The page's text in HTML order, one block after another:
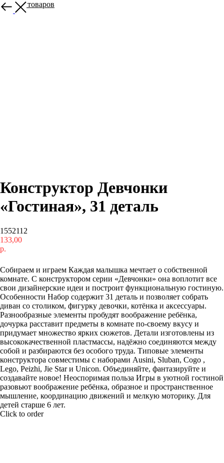
Больше товаров
Конструктор Девчонки
«Гостиная», 31 деталь
1552112
133,00
р.
Собираем и играем Каждая малышка мечтает о собственной
комнате. С конструктором серии «Девчонки» она воплотит все
свои дизайнерские идеи и построит функциональную гостиную.
Особенности Набор содержит 31 деталь и позволяет собрать
диван со столиком, фигурку девочки, котёнка и аксессуары.
Разнообразные элементы пробудят воображение ребёнка,
дочурка расставит предметы в комнате по-своему вкусу и
придумает множество ярких сюжетов. Детали изготовлены из
высококачественной пластмассы, надёжно соединяются между
собой и разбираются без особого труда. Типовые элементы
конструктора совместимы с наборами Ausini, Sluban, Cogo ,
Lego, Peizhi, Jie Star и Unicon. Объединяйте, фантазируйте и
создавайте новое! Неоспоримая польза Игры в уютной гостиной
разовьют воображение ребёнка, образное и пространственное
мышление, координацию движений и мелкую моторику. Для
детей старше 6 лет.
Click to order